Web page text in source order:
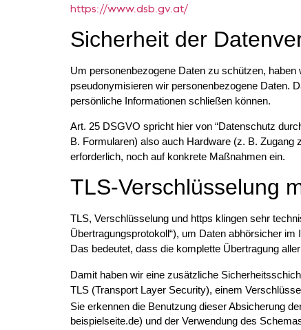
https://www.dsb.gv.at/
Sicherheit der
Um personenbezogene Daten zu schützen,
pseudonymisieren wir personenbezogene Daten.
persönliche Informationen schließen können.
Art. 25 DSGVO spricht hier von “Datenschutz
B. Formularen) also auch Hardware (z. B.
erforderlich, noch auf konkrete Maßnahmen ein.
TLS-Verschlüsselung
TLS, Verschlüsselung und https klingen sehr
Übertragungsprotokoll“), um Daten abhörsicher im
Das bedeutet, dass die komplette Übertragung
Damit haben wir eine zusätzliche
TLS (Transport Layer Security), einem
Sie erkennen die Benutzung dieser Absicherung
beispielseite.de) und der Verwendung des